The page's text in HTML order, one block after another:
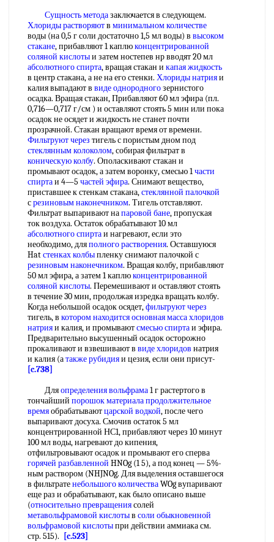
Сущность методазаключается в следующем.
Хлориды растворяютв минимальном количестве
воды (на 0,5 г соли достаточно 1,5 мл воды) в высоком
стакане, прибавляют 1 каплюконцентрированной
соляной кислотыи затем ностепев нр вводят 20 мл
абсолютного спирта, вращая стакан и капая жидкость
в центр стакана, а не на его стенки. Хлориды натрияи
калия выпадают в виде однородногозернистого
осадка. Вращая стакан, Прибавляют 60 мл эфира (пл.
0,716—0,717 г/см ) и оставляют стоять 5 мин или пока
осадок не осядет и жидкость не станет почти
прозрачной. Стакан вращают время от времени.
Фильтруют через тигель с пористым дном под
стеклянным колоколом, собирая фильтрат в
коническую колбу. Ополаскивают стакан и
промывают осадок, а затем воронку, смесью 1части
спиртаи 4—5 частей эфира. Снимают вещество,
приставшее к стенкам стакана,стеклянной палочкой
срезиновым наконечником. Тигель отставляют.
Фильтрат выпаривают напаровой бане, пропуская
ток воздуха. Остаток обрабатывают 10 мл
абсолютного спиртаи нагревают, если это
необходимо, дляполного растворения. Оставшуюся
Hatстенках колбыпленку снимают палочкой с
резиновым наконечником. Вращая колбу, прибавляют
50 мл эфира, а затем 1 каплюконцентрированной
соляной кислоты. Перемешивают и оставляют стоять
в течение 30 мин, продолжая изредка вращать колбу.
Когда небольшой осадок осядет,фильтруют через
тигель, в котором находитсяосновная массахлоридов
натрияи калия, и промываютсмесью спиртаи эфира.
Предварительно высушенный осадок осторожно
прокаливают и взвешивают в виде хлоридов натрия
и калия (атакже рубидияи цезия, если они присут-
[c.738]
Дляопределения вольфрама1 г растертого в
тончайший порошок материалапродолжительное
времяобрабатываютцарской водкой, после чего
выпаривают досуха. Смочив остаток 5 мл
концентрированной НС1, прибавляют через 10 минут
100 мл воды, нагревают до кипения,
отфильтровывают осадок и промывают его сперва
горячей разбавленной HNOg (1 5), а под конец — 5%-
ным раствором (NHJNOg. Для выделения оставшегося
в фильтратенебольшого количестваWOg вупаривают
еще раз и обрабатывают, как было описано выше
(относительно превращениясолей
метавольфрамовой кислотыв соли обыкновенной
вольфрамовой кислотыпри действии аммиака см.
стр. 515).
[c.523]